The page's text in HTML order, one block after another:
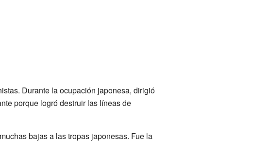
Durante la ocupación japonesa, dirigió
porque logró destruir las líneas de
bajas a las tropas japonesas. Fue la